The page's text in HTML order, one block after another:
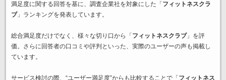
満足度に関する回答を基に、調査企業社を対象にした「 フィットネスクラ
ブ」ランキングを発表しています。
総合満足度だけでなく、様々な切り口から「 フィットネスクラブ」を評
価。さらに回答者の口コミや評判といった、実際のユーザーの声も掲載し
ています。
サービス検討の際、“ユーザー満足度”からも比較することで「 フィットネス